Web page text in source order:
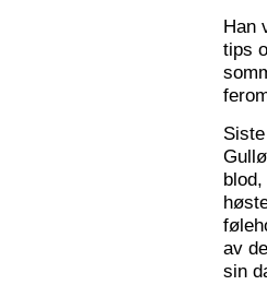
Han
tips
av
sin